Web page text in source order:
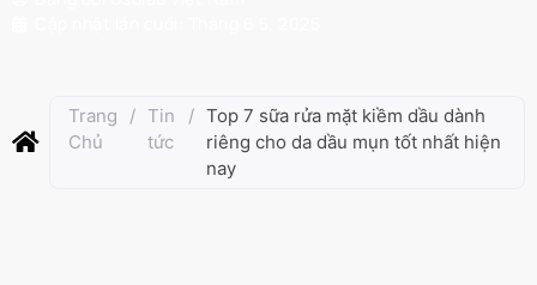
Trang
Chủ
/ Tin
tức
/ Top 7 sữa rửa mặt kiềm dầu dành
riêng cho da dầu mụn tốt nhất hiện
nay